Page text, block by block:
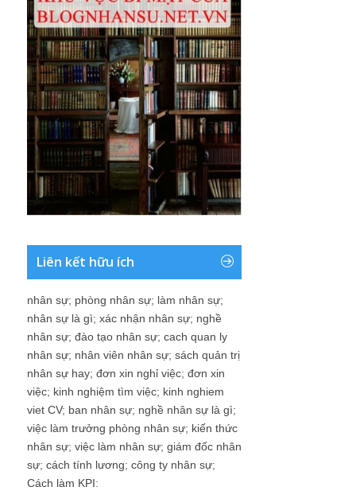
Liên kết hữu ích
nhân sự; phòng nhân sự; làm nhân sự;
nhân sự là gì; xác nhận nhân sự; nghề
nhân sự; đào tạo nhân sự; cach quan ly
nhân sự; nhân viên nhân sự; sách quản trị
nhân sự hay; đơn xin nghỉ việc; đơn xin
việc; kinh nghiệm tìm việc; kinh nghiem
viet CV; ban nhân sự; nghề nhân sự là gì;
việc làm trưởng phòng nhân sự; kiến thức
nhân sự; việc làm nhân sự; giám đốc nhân
sự; cách tính lương; công ty nhân sự;
Cách làm KPI;